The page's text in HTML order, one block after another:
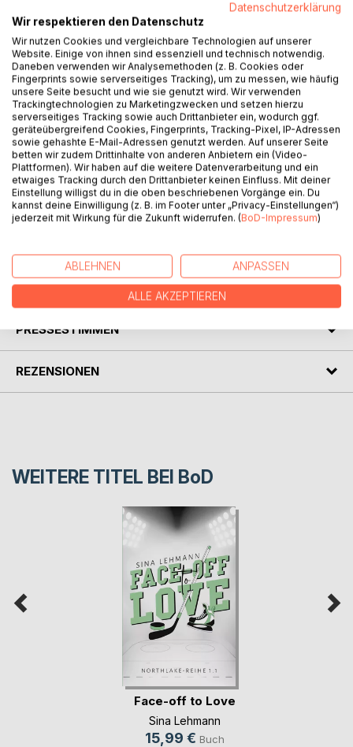
eine große Insel. Es entwickelte sich eine neue Zivilisation
und die Menschen teilten sich in vier Völker auf. Nach
einiger Zeit zeigte sich das "Magla" erstmals in den
Körpern einiger Menschen - Eine Substanz, die den
Inselbewohnern je nach Volk übernatürliche Kräfte verleiht.
Suri ist 21 Jahre alt und gehört dem Volk der Chikara an. Das
Magla in ihr ist sehr stark, jedoch konnte sie die
Erwartungen ihrer Familie nie erfüllen. Als sie dann auf
Quinn vom Volk der Akyl trifft und von einer Verschwörung
des Neutra-Volkes erfährt, werden ihre Fähigkeiten
erstmals richtig geprüft. Zwischen Lügen, Intrigen und
Machtspielchen kämpfen sich die beiden durch die Insel
und treffen dabei auch auf neue Verbündete. Wem kann
AUTOR/IN
PRESSESTIMMEN
REZENSIONEN
WEITERE TITEL BEI BoD
Face-off to Love
Sina Lehmann
15,99 € Buch
Datenschutzerklärung
Wir respektieren den Datenschutz
Wir nutzen Cookies und vergleichbare Technologien auf unserer
Website. Einige von ihnen sind essenziell und technisch notwendig.
Daneben verwenden wir Analysemethoden (z. B. Cookies oder
Fingerprints sowie serverseitiges Tracking), um zu messen, wie häufig
unsere Seite besucht und wie sie genutzt wird. Wir verwenden
Trackingtechnologien zu Marketingzwecken und setzen hierzu
serverseitiges Tracking sowie auch Drittanbieter ein, wodurch ggf.
geräteübergreifend Cookies, Fingerprints, Tracking-Pixel, IP-Adressen
sowie gehashte E-Mail-Adressen genutzt werden. Auf unserer Seite
betten wir zudem Drittinhalte von anderen Anbietern ein (Video-
Plattformen). Wir haben auf die weitere Datenverarbeitung und ein
etwaiges Tracking durch den Drittanbieter keinen Einfluss. Mit deiner
Einstellung willigst du in die oben beschriebenen Vorgänge ein. Du
kannst deine Einwilligung (z. B. im Footer unter „Privacy-Einstellungen“)
jederzeit mit Wirkung für die Zukunft widerrufen. (BoD-Impressum)
ABLEHNEN ANPASSEN
ALLE AKZEPTIEREN